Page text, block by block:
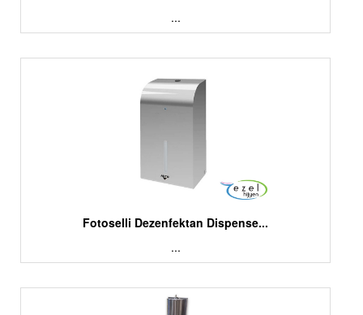
...
Fotoselli Dezenfektan Dispense...
...